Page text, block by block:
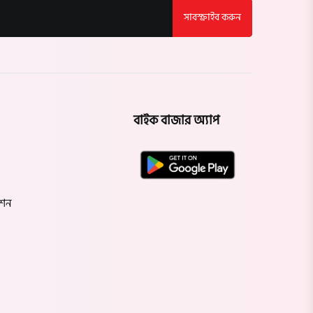
সাবস্ক্রাইব করুন
বাইক বাজার অ্যাপ